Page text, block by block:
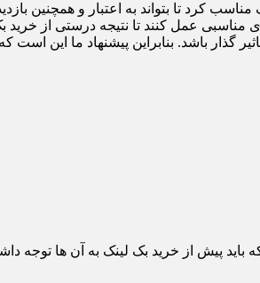
کرد تا بتواند به اعتبار و همچنین
مناسبی عمل کنند تا نتیجه درستی از
باشد. بنابراین پیشنهاد ما این است
باید پیش از خرید بک لینک به آن ها توجه